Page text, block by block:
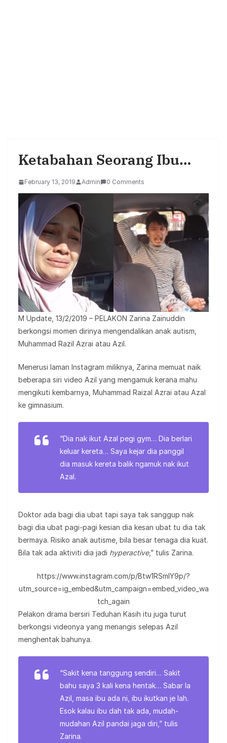
Ketabahan Seorang Ibu…
February 13, 2019 Admin 0 Comments
M Update, 13/2/2019 – PELAKON Zarina Zainuddin
berkongsi momen dirinya mengendalikan anak autism,
Muhammad Razil Azrai atau Azil.
Menerusi laman Instagram miliknya, Zarina memuat naik
beberapa siri video Azil yang mengamuk kerana mahu
mengikuti kembarnya, Muhammad Raizal Azrai atau Azal
ke gimnasium.
“Dia nak ikut Azal pegi gym… Dia berlari
keluar kereta… Saya kejar dia panggil
dia masuk kereta balik ngamuk nak ikut
Azal.
Doktor ada bagi dia ubat tapi saya tak sanggup nak
bagi dia ubat pagi-pagi kesian dia kesan ubat tu dia tak
bermaya. Risiko anak autisme, bila besar tenaga dia kuat.
Bila tak ada aktiviti dia jadi hyperactive,” tulis Zarina.
https://www.instagram.com/p/Btw1RSmlY9p/?
utm_source=ig_embed&utm_campaign=embed_video_wa
tch_again
Pelakon drama bersiri Teduhan Kasih itu juga turut
berkongsi videonya yang menangis selepas Azil
menghentak bahunya.
“Sakit kena tanggung sendiri… Sakit
bahu saya 3 kali kena hentak… Sabar la
Azil, masa ibu ada ni, ibu ikutkan je lah.
Esok kalau ibu dah tak ada, mudah-
mudahan Azil pandai jaga diri,” tulis
Zarina.